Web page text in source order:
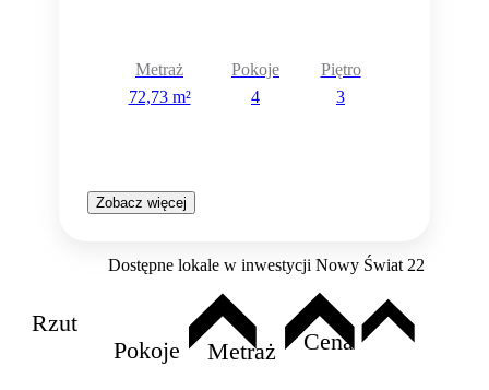
Metraż
72,73 m²
Pokoje
4
Piętro
3
Zobacz więcej
Dostępne lokale w inwestycji Nowy Świat 22
Rzut
Pokoje
Metraż Cena